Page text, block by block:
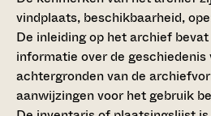
vindplaats, beschikbaarheid,
De inleiding op het archief
informatie over de
achtergronden van de
aanwijzingen voor het gebruik